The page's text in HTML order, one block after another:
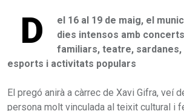
D
el 16 al 19 de maig, el
dies intensos amb
familiars, teatre, sardanes,
esports i activitats populars
El pregó anirà a càrrec de Xavi Gifra, veí
persona molt vinculada al teixit cultural i